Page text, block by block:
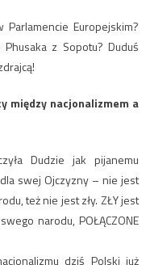
Europejskim?
z Sopotu? Duduś
między nacjonalizmem a
Dudzie jak pijanemu
swej Ojczyzny – nie jest
też nie jest zły. ZŁY jest
narodu, POŁĄCZONE
dziś Polski już